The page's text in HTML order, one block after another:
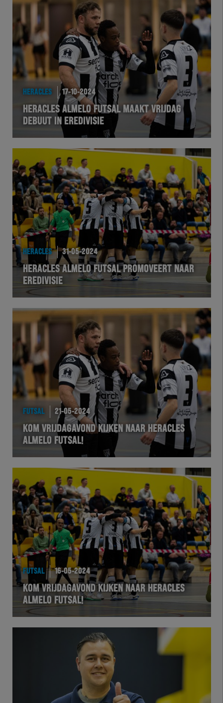
HERACLES 17-10-2024
HERACLES ALMELO FUTSAL MAAKT VRIJDAG
DEBUUT IN EREDIVISIE
HERACLES 31-05-2024
HERACLES ALMELO FUTSAL PROMOVEERT NAAR
EREDIVISIE
FUTSAL 21-05-2024
KOM VRIJDAGAVOND KIJKEN NAAR HERACLES
ALMELO FUTSAL!
FUTSAL 16-05-2024
KOM VRIJDAGAVOND KIJKEN NAAR HERACLES
ALMELO FUTSAL!